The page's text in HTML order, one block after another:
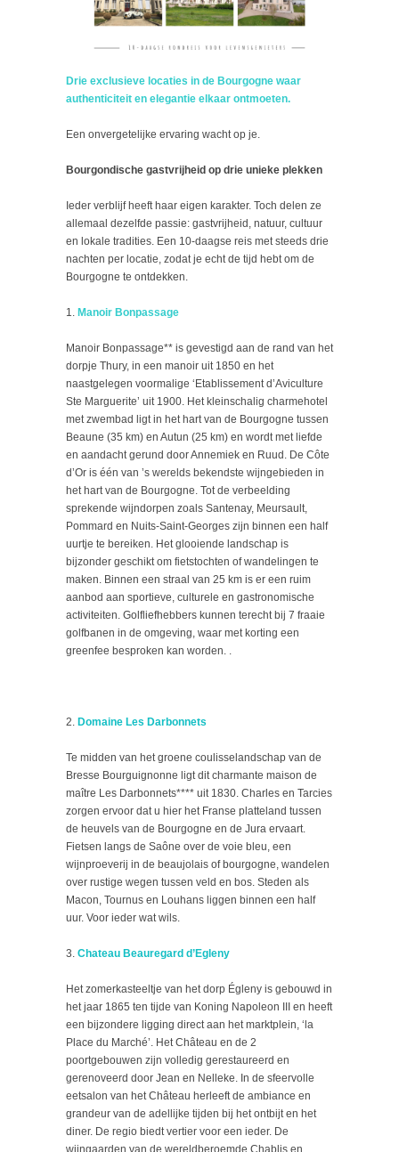
Drie exclusieve locaties in de Bourgogne waar
authenticiteit en elegantie elkaar ontmoeten.
Een onvergetelijke ervaring wacht op je.
Bourgondische gastvrijheid op drie unieke plekken
Ieder verblijf heeft haar eigen karakter. Toch delen ze
allemaal dezelfde passie: gastvrijheid, natuur, cultuur
en lokale tradities. Een 10-daagse reis met steeds drie
nachten per locatie, zodat je echt de tijd hebt om de
Bourgogne te ontdekken.
Manoir Bonpassage
Manoir Bonpassage** is gevestigd aan de rand van het
dorpje Thury, in een manoir uit 1850 en het
naastgelegen voormalige ‘Etablissement d’Aviculture
Ste Marguerite’ uit 1900. Het kleinschalig charmehotel
met zwembad ligt in het hart van de Bourgogne tussen
Beaune (35 km) en Autun (25 km) en wordt met liefde
en aandacht gerund door Annemiek en Ruud. De Côte
d’Or is één van ’s werelds bekendste wijngebieden in
het hart van de Bourgogne. Tot de verbeelding
sprekende wijndorpen zoals Santenay, Meursault,
Pommard en Nuits-Saint-Georges zijn binnen een half
uurtje te bereiken. Het glooiende landschap is
bijzonder geschikt om fietstochten of wandelingen te
maken. Binnen een straal van 25 km is er een ruim
aanbod aan sportieve, culturele en gastronomische
activiteiten. Golfliefhebbers kunnen terecht bij 7 fraaie
golfbanen in de omgeving, waar met korting een
greenfee besproken kan worden. .
Domaine Les Darbonnets
Te midden van het groene coulisselandschap van de
Bresse Bourguignonne ligt dit charmante maison de
maître Les Darbonnets**** uit 1830. Charles en Tarcies
zorgen ervoor dat u hier het Franse platteland tussen
de heuvels van de Bourgogne en de Jura ervaart.
Fietsen langs de Saône over de voie bleu, een
wijnproeverij in de beaujolais of bourgogne, wandelen
over rustige wegen tussen veld en bos. Steden als
Macon, Tournus en Louhans liggen binnen een half
uur. Voor ieder wat wils.
Chateau Beauregard d’Egleny
Het zomerkasteeltje van het dorp Égleny is gebouwd in
het jaar 1865 ten tijde van Koning Napoleon III en heeft
een bijzondere ligging direct aan het marktplein, ‘la
Place du Marché’. Het Château en de 2
poortgebouwen zijn volledig gerestaureerd en
gerenoveerd door Jean en Nelleke. In de sfeervolle
eetsalon van het Château herleeft de ambiance en
grandeur van de adellijke tijden bij het ontbijt en het
diner. De regio biedt vertier voor een ieder. De
wijngaarden van de wereldberoemde Chablis en